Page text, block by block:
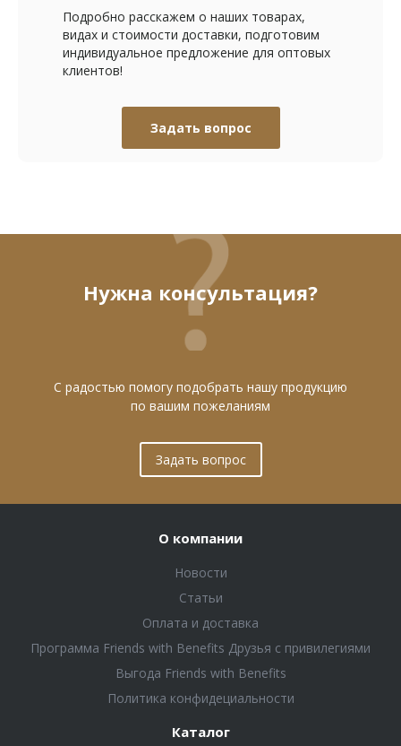
Подробно расскажем о наших товарах,
видах и стоимости доставки, подготовим
индивидуальное предложение для оптовых
клиентов!
Задать вопрос
Нужна консультация?
С радостью помогу подобрать нашу продукцию
по вашим пожеланиям
Задать вопрос
О компании
Новости
Статьи
Оплата и доставка
Программа Friends with Benefits Друзья с привилегиями
Выгода Friends with Benefits
Политика конфидециальности
Каталог